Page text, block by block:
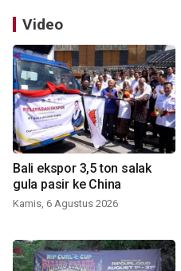
Video
Bali ekspor 3,5 ton salak
gula pasir ke China
Kamis, 6 Agustus 2026